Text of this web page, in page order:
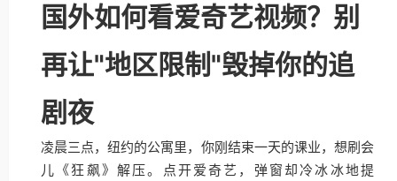
国外如何看爱奇艺视频？别
再让"地区限制"毁掉你的追
剧夜
凌晨三点，纽约的公寓里，你刚结束一天的课业，想刷会
儿《狂飙》解压。点开爱奇艺，弹窗却冷冰冰地提